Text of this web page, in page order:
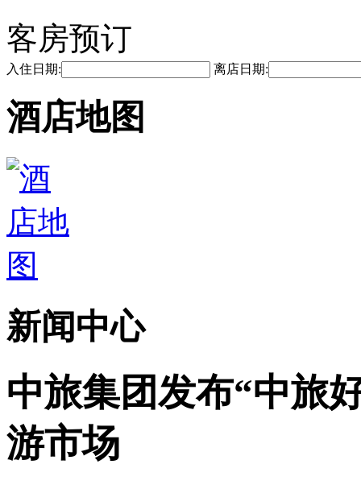
客房预订
入住日期: 离店日期:
酒店地图
新闻中心
中旅集团发布“中旅
游市场